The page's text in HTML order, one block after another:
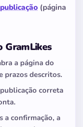
(página
GramLikes
a página do
prazos descritos.
correta
a confirmação, a